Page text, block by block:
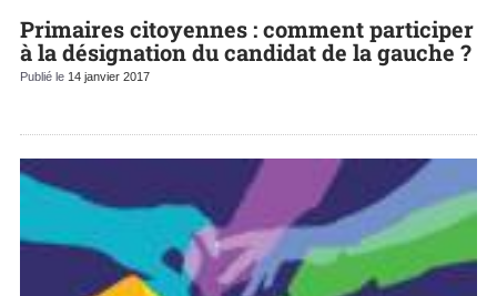
Primaires citoyennes : comment participer
à la désignation du candidat de la gauche ?
Publié le 14 janvier 2017